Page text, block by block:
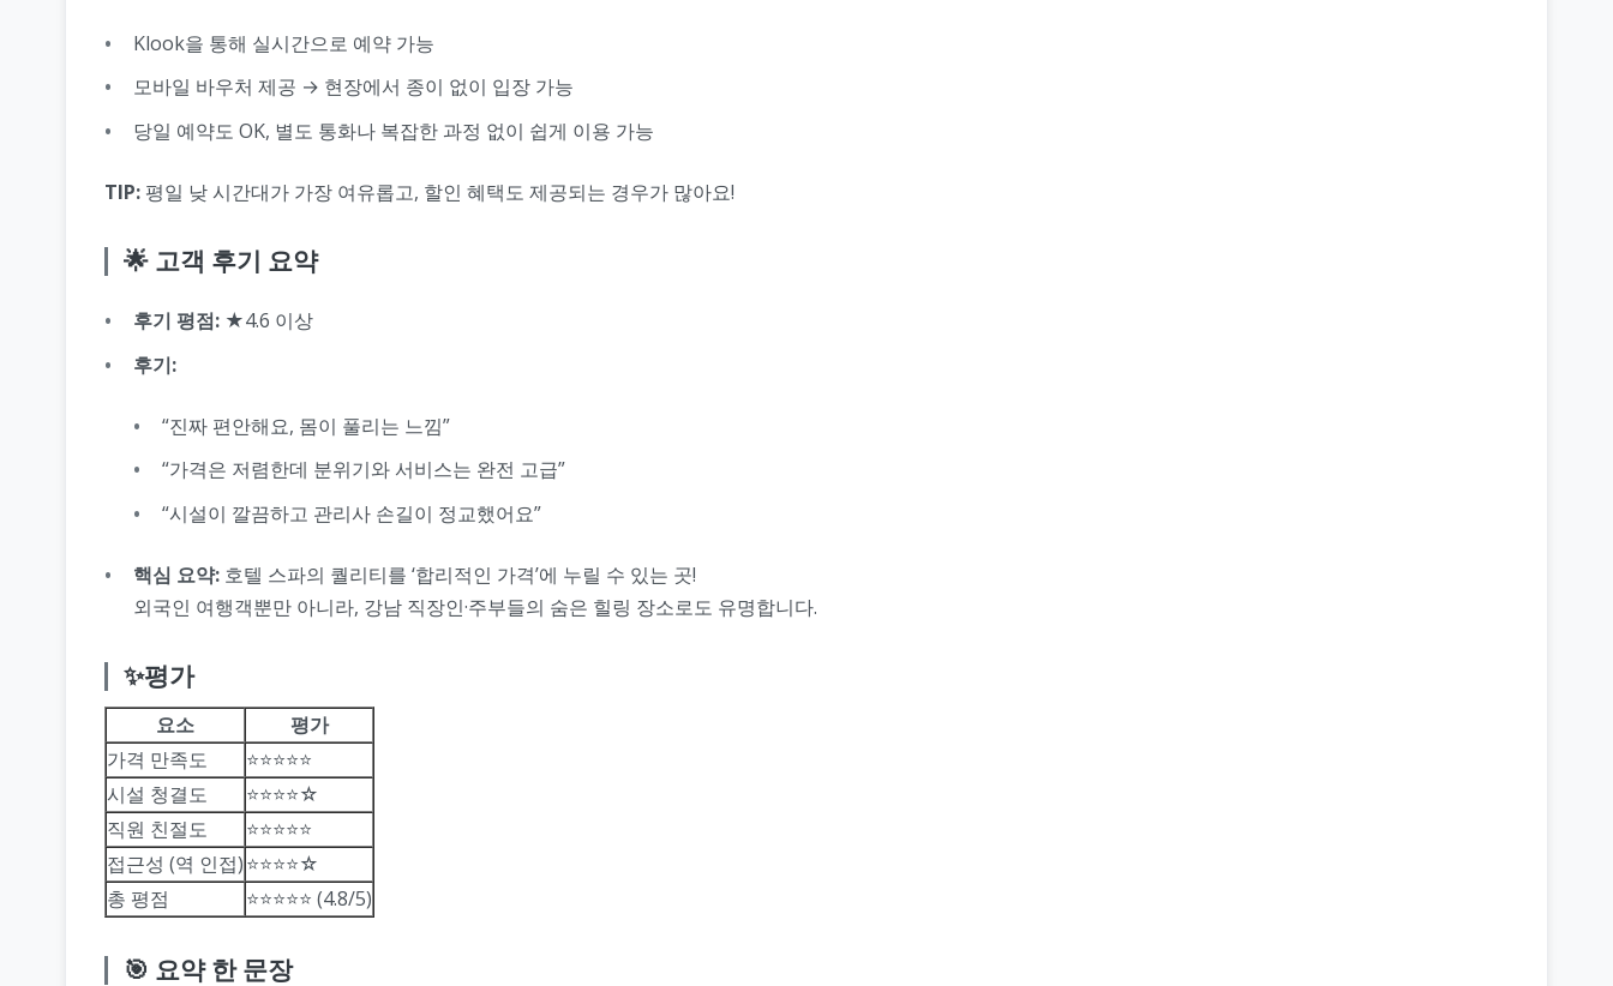
Klook을 통해 실시간으로 예약 가능
모바일 바우처 제공 → 현장에서 종이 없이 입장 가능
당일 예약도 OK, 별도 통화나 복잡한 과정 없이 쉽게 이용 가능
TIP: 평일 낮 시간대가 가장 여유롭고, 할인 혜택도 제공되는 경우가 많아요!
🌟 고객 후기 요약
후기 평점: ★4.6 이상
후기:
“진짜 편안해요, 몸이 풀리는 느낌”
“가격은 저렴한데 분위기와 서비스는 완전 고급”
“시설이 깔끔하고 관리사 손길이 정교했어요”
핵심 요약: 호텔 스파의 퀄리티를 ‘합리적인 가격’에 누릴 수 있는 곳!
외국인 여행객뿐만 아니라, 강남 직장인·주부들의 숨은 힐링 장소로도 유명합니다.
✨평가
요소
평가
가격 만족도
⭐⭐⭐⭐⭐
시설 청결도
⭐⭐⭐⭐☆
직원 친절도
⭐⭐⭐⭐⭐
접근성 (역 인접)⭐⭐⭐⭐☆
총 평점
⭐⭐⭐⭐⭐ (4.8/5)
🎯 요약 한 문장